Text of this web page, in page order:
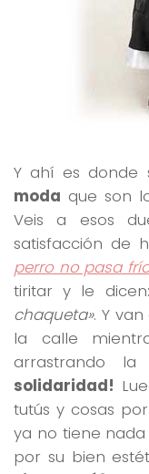
Y ahí es donde
moda que son
Veis a esos
satisfacción de
perro no pasa
tiritar y le dicen:
chaqueta». Y
la calle
arrastrando la
solidaridad!
tutús y cosas
ya no tiene
por su bien